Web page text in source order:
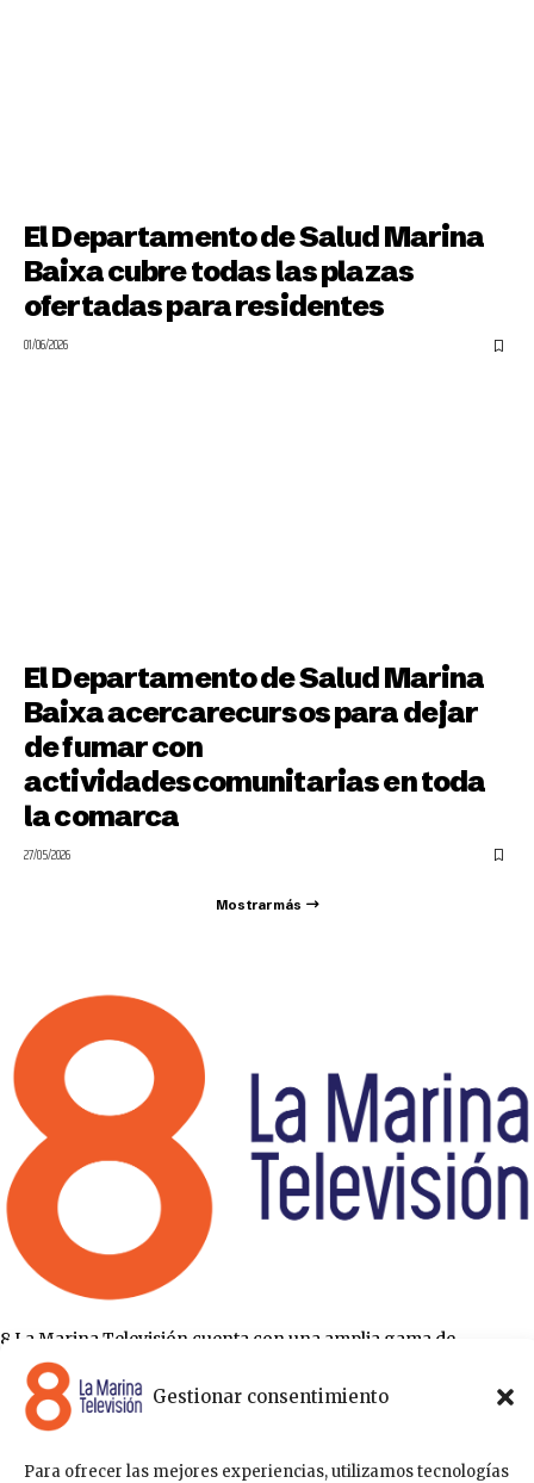
Gestionar consentimiento
Para ofrecer las mejores experiencias, utilizamos tecnologías
El Departamento de Salud Marina
Baixa cubre todas las plazas
ofertadas para residentes
01/06/2026
El Departamento de Salud Marina
Baixa acercarecursos para dejar
de fumar con
actividadescomunitarias en toda
la comarca
27/05/2026
Mostrar más
8 La Marina Televisión cuenta con una amplia gama de
programas para satisfacer las necesidades y gustos de cualquier
persona, entre los que se encuentran programas de ámbito
político , de noticias, deportes, fiestas y eventos… para estar a la
Sobre nosotros